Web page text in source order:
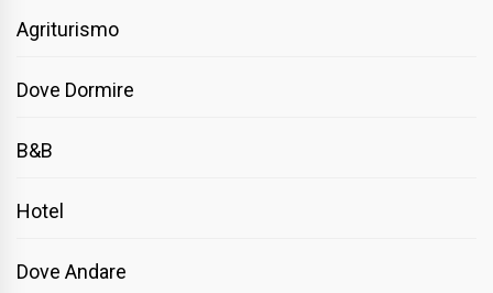
Agriturismo
Dove Dormire
B&B
Hotel
Dove Andare